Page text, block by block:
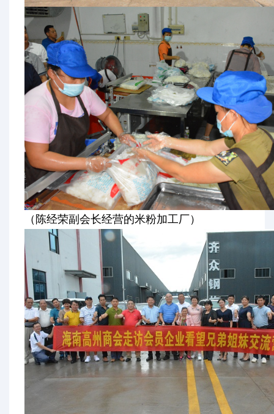
（陈经荣副会长经营的米粉加工厂）